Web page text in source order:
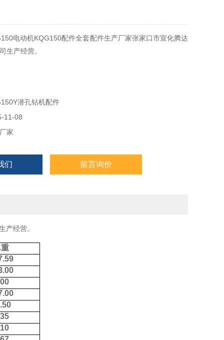
电动机KQG150配件全套配件生产厂家张家口市宣化腾达
生产经营。
潜孔钻机配件
11-08
家
们 留言询价
产经营。